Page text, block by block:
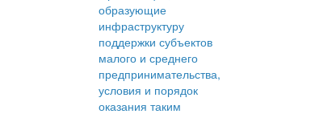
образующие
инфраструктуру
поддержки субъектов
малого и среднего
предпринимательства,
условия и порядок
оказания таким